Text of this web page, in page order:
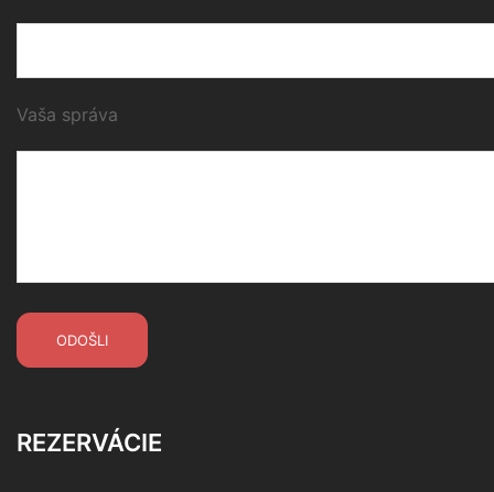
Vaša správa
REZERVÁCIE